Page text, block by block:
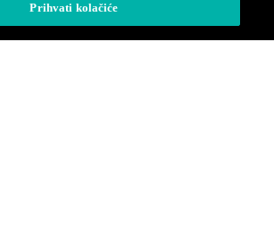
Prihvati kolačiće